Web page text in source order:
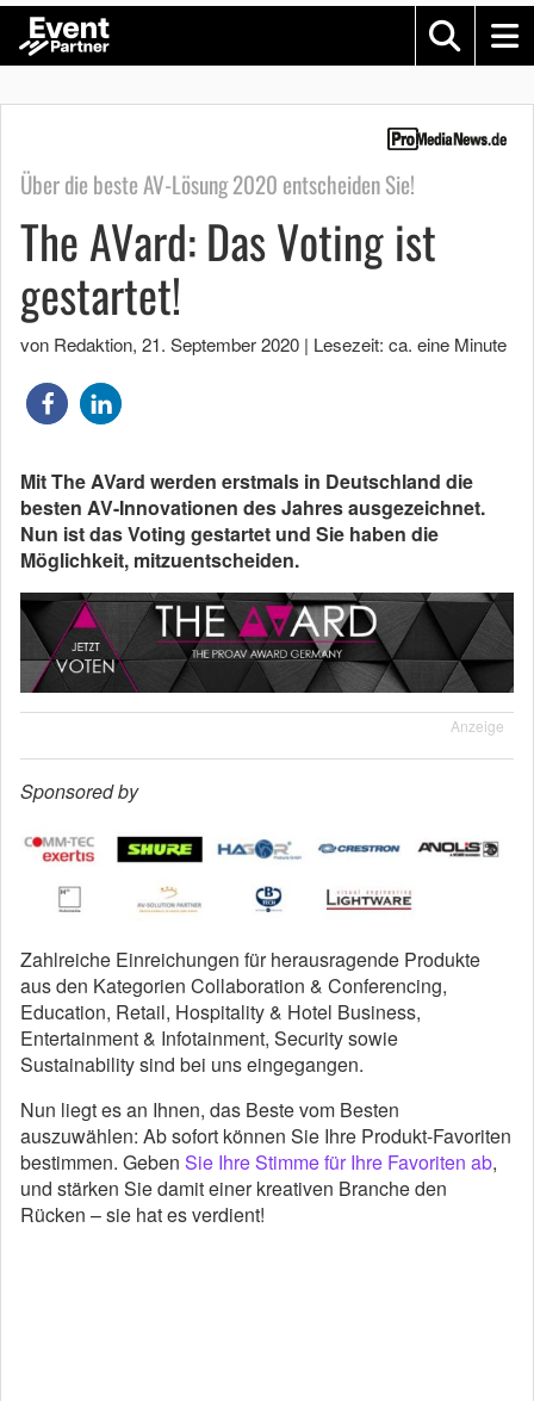
Über die beste AV-Lösung 2020 entscheiden Sie!
The AVard: Das Voting ist
gestartet!
von Redaktion, 21. September 2020 | Lesezeit: ca. eine Minute
Mit The AVard werden erstmals in Deutschland die
besten AV-Innovationen des Jahres ausgezeichnet.
Nun ist das Voting gestartet und Sie haben die
Möglichkeit, mitzuentscheiden.
Anzeige
Sponsored by
Zahlreiche Einreichungen für herausragende Produkte
aus den Kategorien Collaboration & Conferencing,
Education, Retail, Hospitality & Hotel Business,
Entertainment & Infotainment, Security sowie
Sustainability sind bei uns eingegangen.
Nun liegt es an Ihnen, das Beste vom Besten
auszuwählen: Ab sofort können Sie Ihre Produkt-Favoriten
bestimmen. Geben Sie Ihre Stimme für Ihre Favoriten ab,
und stärken Sie damit einer kreativen Branche den
Rücken – sie hat es verdient!